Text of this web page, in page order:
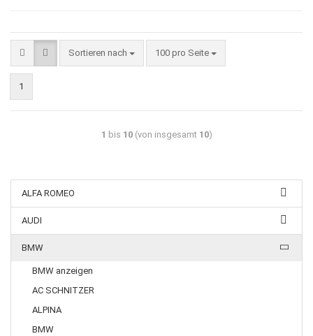
Sortieren nach 100 pro Seite
1
1 bis 10(von insgesamt 10)
ALFA ROMEO
AUDI
BMW
BMW anzeigen
AC SCHNITZER
ALPINA
BMW